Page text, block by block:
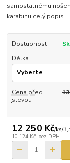
samostatnému
karabinu celý popis
Dostupnost
Délka
Cena před
slevou
12 250 Kč/ks/
10 124 Kč bez DPH